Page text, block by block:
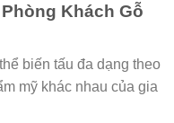
Khách Gỗ
biến tấu đa dạng theo
mỹ khác nhau của gia